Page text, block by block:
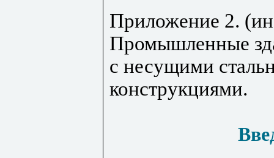
Приложение 2.
Промышленные
с несущими
конструкциями.